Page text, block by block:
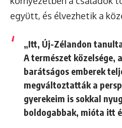
együtt, és élvezhetik a
„Itt, Új-Zélandon
A természet közelsége,
barátságos emberek
megváltoztatták a
gyerekeim is sokkal
boldogabbak, mióta itt